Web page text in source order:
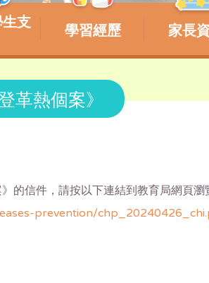
支
學習經歷 家長
革熱個案》
信件，請按以下連結到教育局網頁瀏
prevention/